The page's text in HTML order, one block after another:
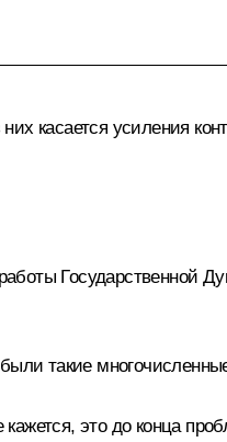
касается усиления
Государственной
такие
это до конца